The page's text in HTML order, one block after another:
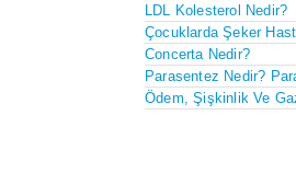
LDL Kolesterol Nedir?
Çocuklarda Şeker
Concerta Nedir?
Parasentez Nedir?
Ödem, Şişkinlik Ve